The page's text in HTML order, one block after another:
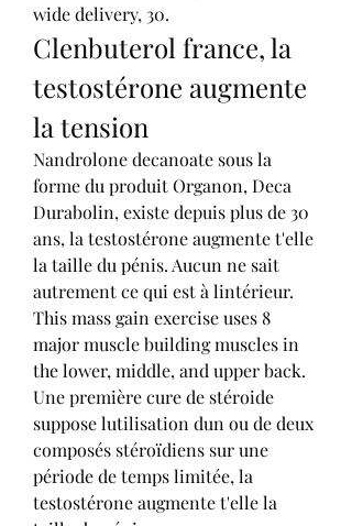
wide delivery, 30.
Clenbuterol france, la
testostérone augmente
la tension
Nandrolone decanoate sous la
forme du produit Organon, Deca
Durabolin, existe depuis plus de 30
ans, la testostérone augmente t'elle
la taille du pénis. Aucun ne sait
autrement ce qui est à lintérieur.
This mass gain exercise uses 8
major muscle building muscles in
the lower, middle, and upper back.
Une première cure de stéroide
suppose lutilisation dun ou de deux
composés stéroïdiens sur une
période de temps limitée, la
testostérone augmente t'elle la